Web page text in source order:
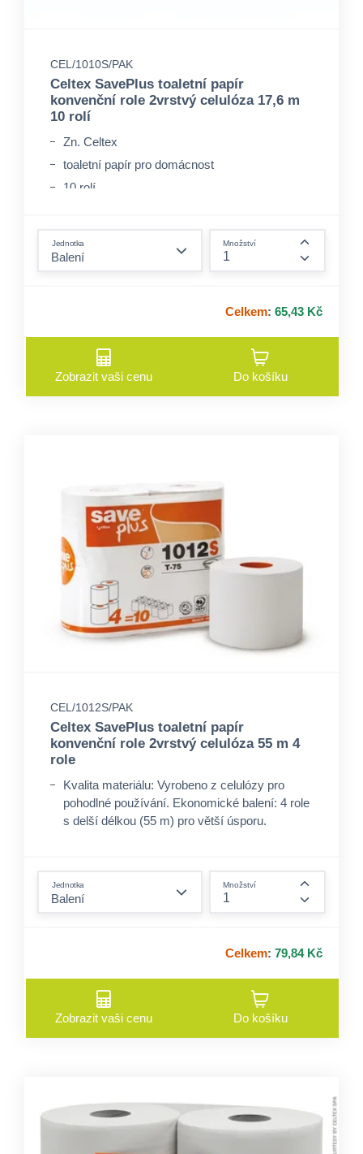
CEL/1010S/PAK
Celtex SavePlus toaletní papír
konvenční role 2vrstvý celulóza 17,6 m
10 rolí
Zn. Celtex
toaletní papír pro domácnost
10 rolí
Jednotka Množství
Celkem: 65,43 Kč
Zobrazit vaši cenu Do košíku
CEL/1012S/PAK
Celtex SavePlus toaletní papír
konvenční role 2vrstvý celulóza 55 m 4
role
Kvalita materiálu: Vyrobeno z celulózy pro
pohodlné používání. Ekonomické balení: 4 role
s delší délkou (55 m) pro větší úsporu.
Dobrý poměr cena/výkon: Efektivní a kvalitní
toaletní papír za přijatelnou cenu.
Jednotka Množství
Celkem: 79,84 Kč
Zobrazit vaši cenu Do košíku